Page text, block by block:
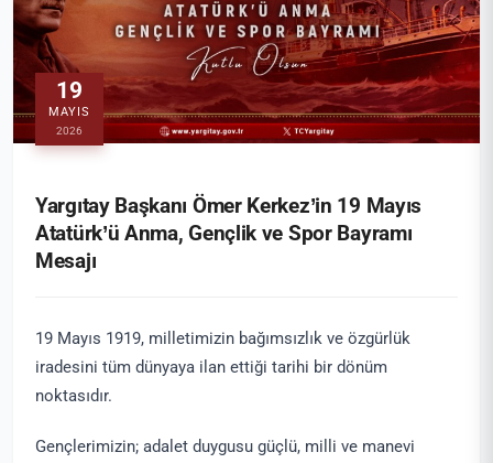
19
MAYIS
2026
Yargıtay Başkanı Ömer Kerkez’in 19 Mayıs
Atatürk’ü Anma, Gençlik ve Spor Bayramı
Mesajı
19 Mayıs 1919, milletimizin bağımsızlık ve özgürlük
iradesini tüm dünyaya ilan ettiği tarihi bir dönüm
noktasıdır.
Gençlerimizin; adalet duygusu güçlü, milli ve manevi